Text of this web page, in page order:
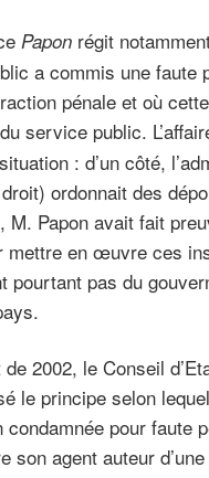
Paponrégit
a commis une faute
pénale et où
service public.
: d’un côté,
ordonnait des
M. Papon avait fait
mettre en œuvre ces
pourtant pas du
2002, le Conseil
le principe selon lequel
condamnée pour faute
son agent auteur